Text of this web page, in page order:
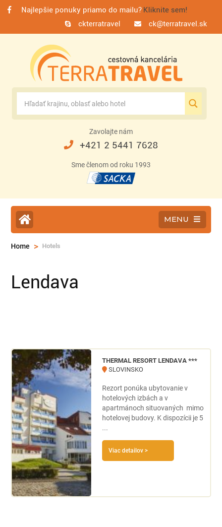
Najlepšie ponuky priamo do mailu? Kliknite sem!
ckterratravel
ck@terratravel.sk
Zavolajte nám
+421 2 5441 7628
Sme členom od roku 1993
MENU
Home > Hotels
Lendava
THERMAL RESORT LENDAVA ***
SLOVINSKO
Rezort ponúka ubytovanie v
hotelových izbách a v
apartmánoch situovaných mimo
hotelovej budovy. K dispozícii je 5
...
Viac detailov >